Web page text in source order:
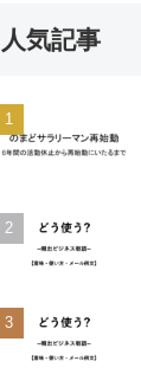
人気記事